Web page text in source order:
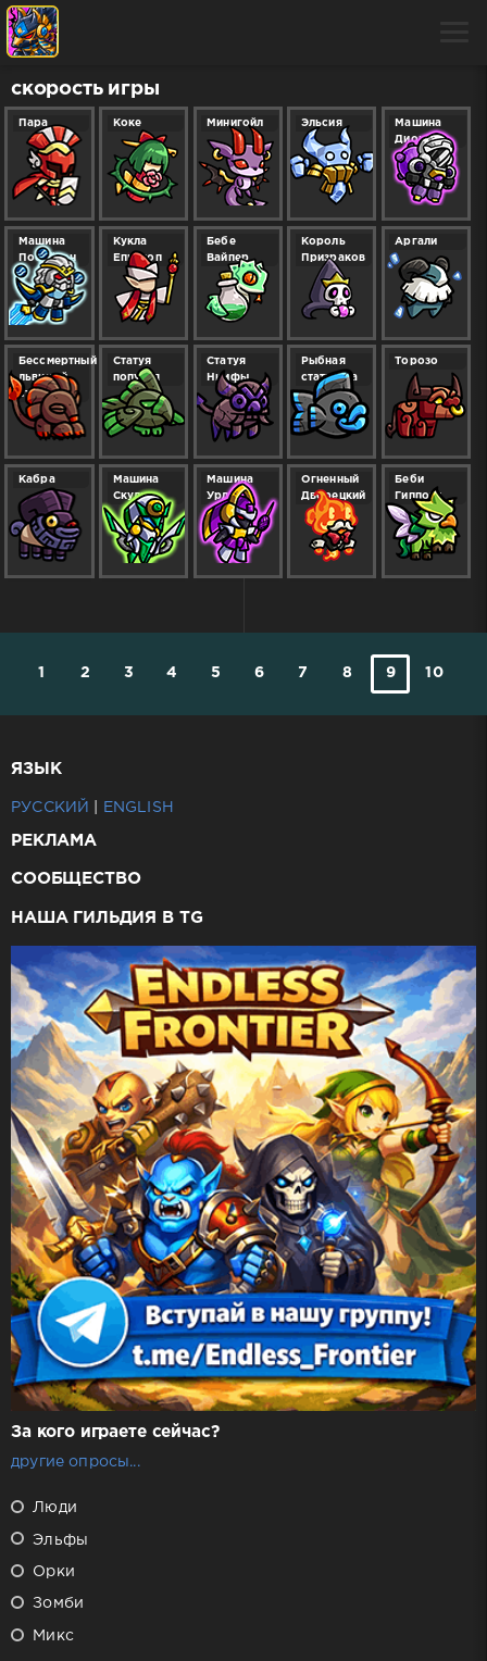
скорость игры
Пара Коке Минигойл Эльсия
Машина
Дионис
Машина
Посейдон
Кукла
Епископ
Бебе
Вайпер
Король
Призраков
Аргали
Бессмертный
львиный
статуэтка
Статуя
попугая
Статуя
Нимфы
Рыбная
статуэтка
Торозо
Кабра
Машина
Скульд
Машина
Урд
Огненный
Дворецкий
Беби
Гиппонг
1 2 3 4 5 6 7 8 9 10
ЯЗЫК
РУССКИЙ ENGLISH
РЕКЛАМА
СООБЩЕСТВО
НАША ГИЛЬДИЯ В TG
За кого играете сейчас?
другие опросы...
Люди
Эльфы
Орки
Зомби
Микс